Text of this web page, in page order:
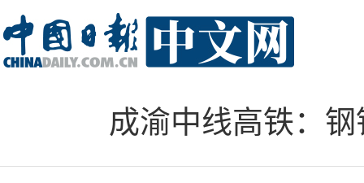
成渝中线高铁：